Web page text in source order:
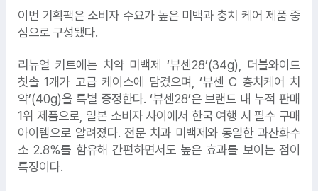
이번 기획팩은 소비자 수요가 높은 미백과 충치 케어 제품 중
심으로 구성됐다.
리뉴얼 키트에는 치약 미백제 ‘뷰센28’(34g), 더블와이드
칫솔 1개가 고급 케이스에 담겼으며, ‘뷰센 C 충치케어 치
약’(40g)을 특별 증정한다. ‘뷰센28’은 브랜드 내 누적 판매
1위 제품으로, 일본 소비자 사이에서 한국 여행 시 필수 구매
아이템으로 알려졌다. 전문 치과 미백제와 동일한 과산화수
소 2.8%를 함유해 간편하면서도 높은 효과를 보이는 점이
특징이다.